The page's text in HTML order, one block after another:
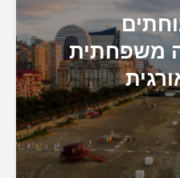
משפחתית